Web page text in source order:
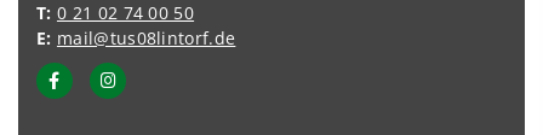
T: 0 21 02 74 00 50
E: mail@tus08lintorf.de